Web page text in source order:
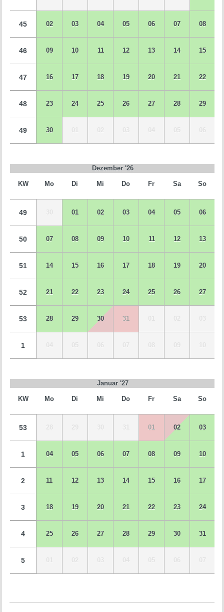
45 02 03 04 05 06 07 08
46 09 10 11 12 13 14 15
47 16 17 18 19 20 21 22
48 23 24 25 26 27 28 29
49 30 01 02 03 05 06
Dezember '26
KW Mo Di Mi Do Fr Sa So
49 30 01 02 03 04 05 06
50 07 08 09 10 11 12 13
51 14 15 16 17 18 19 20
52 21 22 23 24 25 26 27
53 28 29 30 31 01 02 03
1 05 06 09 10
Januar '27
KW Mo Di Mi Do Fr Sa So
53 28 29 30 31 01 02 03
1 04 05 06 07 08 09 10
2 11 12 13 14 15 16 17
3 18 19 20 21 22 23 24
4 25 26 27 28 29 30 31
5 01 02 03 05 06